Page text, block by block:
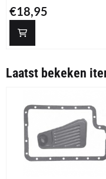
Prijs: 18,95
€18,95
Laatst bekeken